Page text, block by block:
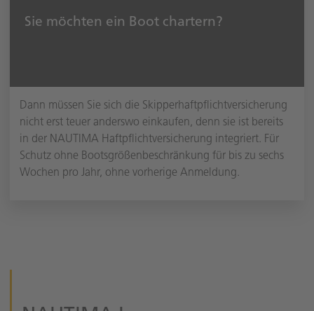
Sie möchten ein Boot chartern?
Dann müssen Sie sich die Skipperhaftpflichtversicherung
nicht erst teuer anderswo einkaufen, denn sie ist bereits
in der NAUTIMA Haftpflichtversicherung integriert. Für
Schutz ohne Bootsgrößenbeschränkung für bis zu sechs
Wochen pro Jahr, ohne vorherige Anmeldung.